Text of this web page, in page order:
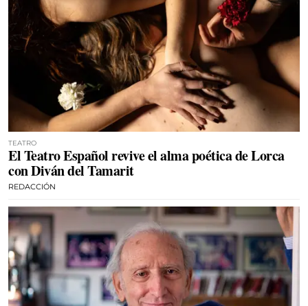
TEATRO
El Teatro Español revive el alma poética de Lorca
con Diván del Tamarit
REDACCIÓN